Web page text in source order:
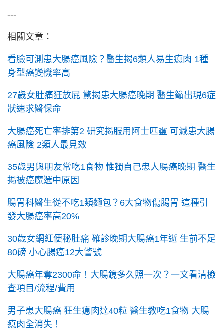
---
相關文章：
看臉可測患大腸癌風險？醫生揭6類人易生瘜肉 1種
身型癌變機率高
27歲女肚痛狂放屁 驚揭患大腸癌晚期 醫生籲出現6症
狀速求醫保命
大腸癌死亡率排第2 研究揭服用阿士匹靈 可減患大腸
癌風險 2類人最見效
35歲男與朋友常吃1食物 惟獨自己患大腸癌晚期 醫生
揭被癌魔選中原因
腸胃科醫生從不吃1類麵包？6大食物傷腸胃 這種引
發大腸癌率高20%
30歲女網紅便秘肚痛 確診晚期大腸癌1年逝 生前不足
80磅 小心腸癌12大警號
大腸癌年奪2300命！大腸鏡多久照一次？一文看清檢
查項目/流程/費用
男子患大腸癌 狂生瘜肉達40粒 醫生教吃1食物 大腸
瘜肉全消失！